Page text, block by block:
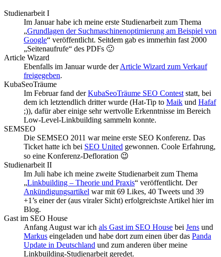
Studienarbeit I
Im Januar habe ich meine erste Studienarbeit zum Thema
„Grundlagen der Suchmaschinenoptimierung am Beispiel von
Google“ veröffentlicht. Seitdem gab es immerhin fast 2000
„Seitenaufrufe“ des PDFs 🙂
Article Wizard
Ebenfalls im Januar wurde derArticle Wizard zum Verkauf
freigegeben.
KubaSeoTräume
Im Februar fand derKubaSeoTräume SEO Contest statt, bei
dem ich letztendlich dritter wurde (Hat-Tip to Maik und Hafaf
;)), dafür aber einige sehr wertvolle Erkenntnisse im Bereich
Low-Level-Linkbuilding sammeln konnte.
SEMSEO
Die SEMSEO 2011 war meine erste SEO Konferenz. Das
Ticket hatte ich bei SEO United gewonnen. Coole Erfahrung,
so eine Konferenz-Defloration 😉
Studienarbeit II
Im Juli habe ich meine zweite Studienarbeit zum Thema
„Linkbuilding – Theorie und Praxis“ veröffentlicht. Der
Ankündigungsartikel war mit 69 Likes, 40 Tweets und 39
+1’s einer der (aus viraler Sicht) erfolgreichste Artikel hier im
Blog.
Gast im SEO House
Anfang August war ich als Gast im SEO House bei Jens und
Markus eingeladen und habe dort zum einen über das Panda
Update in Deutschland und zum anderen über meine
Linkbuilding-Studienarbeit geredet.